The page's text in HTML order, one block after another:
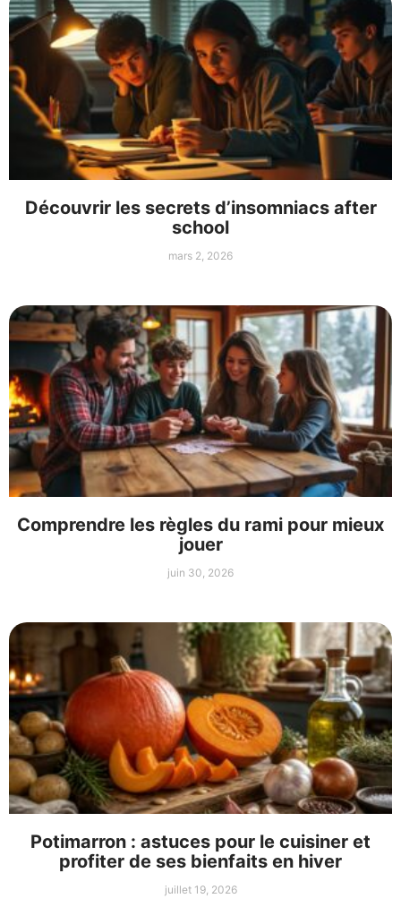
Découvrir les secrets d’insomniacs after
school
mars 2, 2026
Comprendre les règles du rami pour mieux
jouer
juin 30, 2026
Potimarron : astuces pour le cuisiner et
profiter de ses bienfaits en hiver
juillet 19, 2026